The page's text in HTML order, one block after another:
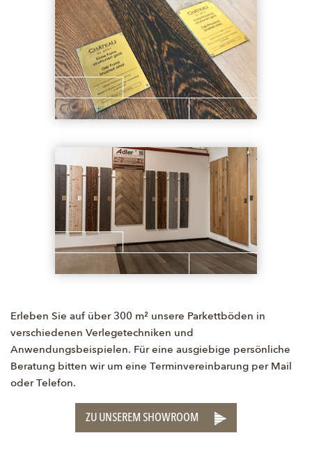
Erleben Sie auf über 300 m² unsere Parkettböden in
verschiedenen Verlegetechniken und
Anwendungsbeispielen. Für eine ausgiebige persönliche
Beratung bitten wir um eine Terminvereinbarung per Mail
oder Telefon.
ZU UNSEREM SHOWROOM